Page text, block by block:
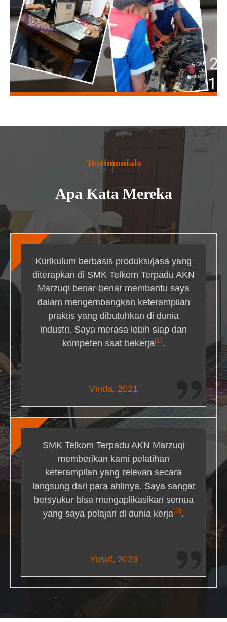
Testimonials
Apa Kata Mereka
Kurikulum berbasis produksi/jasa yang
diterapkan di SMK Telkom Terpadu AKN
Marzuqi benar-benar membantu saya
dalam mengembangkan keterampilan
praktis yang dibutuhkan di dunia
industri. Saya merasa lebih siap dan
kompeten saat bekerja[1] .
Vinda, 2021
SMK Telkom Terpadu AKN Marzuqi
memberikan kami pelatihan
keterampilan yang relevan secara
langsung dari para ahlinya. Saya sangat
bersyukur bisa mengaplikasikan semua
yang saya pelajari di dunia kerja[2] .
Yusuf, 2023